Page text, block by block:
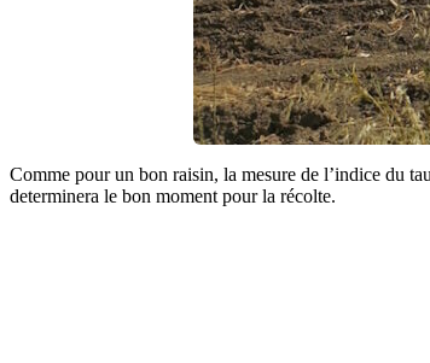
Comme pour un bon raisin, la mesure de l’indice du
determinera le bon moment pour la récolte.